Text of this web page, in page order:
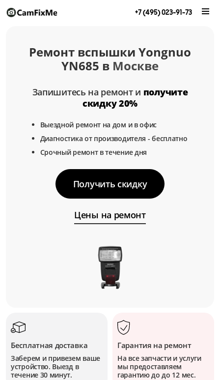
+7 (495) 023-91-73
Ремонт вспышки Yongnuo
YN685 в Москве
Запишитесь на ремонт и получите
скидку 20%
Выездной ремонт на дом и в офис
Диагностика от производителя - бесплатно
Срочный ремонт в течение дня
Получить скидку
Цены на ремонт
Бесплатная доставка
Заберем и привезем ваше
устройство. Выезд в
течение 30 минут.
Гарантия на ремонт
На все запчасти и услуги
мы предоставляем
гарантию до до 12 мес.